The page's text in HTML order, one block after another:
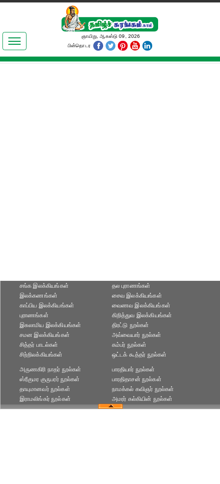
இலக்கியங்கள்
தமிழ் உலகம்
ஞாயிறு, ஆகஸ்டு 09, 2026
பின்தொடர
சங்க இலக்கியங்கள்
இலக்கணங்கள்
காப்பிய இலக்கியங்கள்
புராணங்கள்
தல புராணங்கள்
சைவ இலக்கியங்கள்
வைணவ இலக்கியங்கள்
கிறித்துவ இலக்கியங்கள்
இசுலாமிய இலக்கியங்கள்
சமன இலக்கியங்கள்
சித்தர் பாடல்கள்
சிற்றிலக்கியங்கள்
திரட்டு நூல்கள்
அவ்வையார் நூல்கள்
கம்பர் நூல்கள்
ஒட்டக் கூத்தர் நூல்கள்
அருணகிரி நாதர் நூல்கள்
ஸ்ரீகுமர குருபரர் நூல்கள்
தாயுமானவர் நூல்கள்
இராமலிங்கர் நூல்கள்
பாரதியார் நூல்கள்
பாரதிதாசன் நூல்கள்
நாமக்கல் கவிஞர் நூல்கள்
அமரர் கல்கியின் நூல்கள்